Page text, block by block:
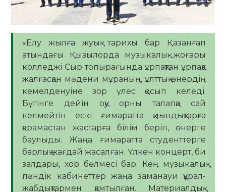
«Елу жылға жуық тарихы бар Қазанғап
атындағы Қызылорда музыкалық жоғары
колледжі Сыр топырағында ұрпақтан ұрпаққа
жалғасқан мәдени мұраның, ұлттық өнердің
кемелденуіне зор үлес қосып келеді.
Бүгінге дейін оқу орны талапқа сай
келмейтін ескі ғимаратта қиындықтарға
қарамастан жастарға білім беріп, өнерге
баулыды. Жаңа ғимаратта студенттерге
барлық жағдай жасалған. Үлкен концерт, би
залдары, хор бөлмесі бар. Кең музыкалық
пәндік кабинеттер жаңа заманауи құрал-
жабдықтармен қамтылған. Материалдық-